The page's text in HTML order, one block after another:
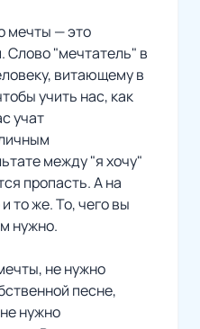
мечты — это
"мечтатель" в
витающему в
учить нас, как
учат
между "я хочу"
пропасть. А на
то же. То, чего вы
нужно.
не нужно
песне,
нужно